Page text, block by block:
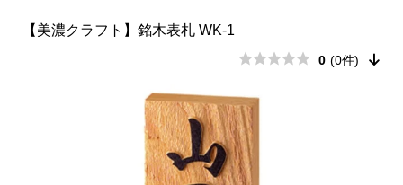
【美濃クラフト】銘木表札 WK-1
0 (0件)